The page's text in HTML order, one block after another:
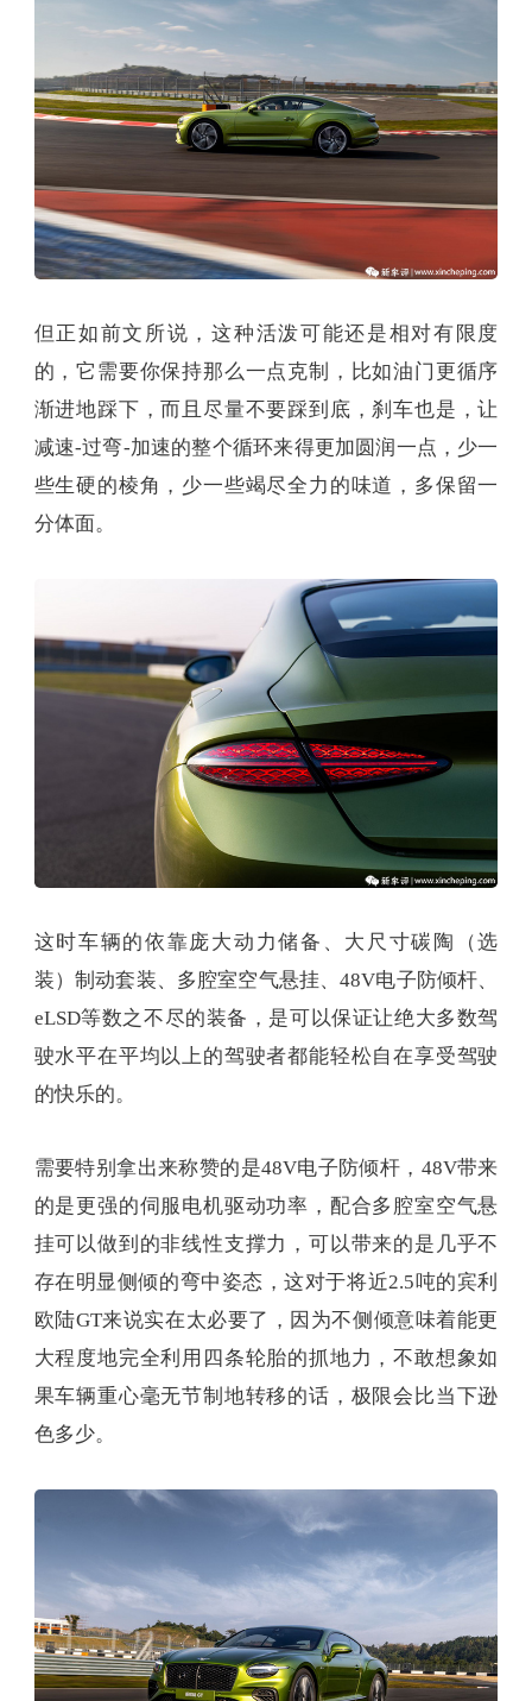
但正如前文所说，这种活泼可能还是相对有限度
的，它需要你保持那么一点克制，比如油门更循序
渐进地踩下，而且尽量不要踩到底，刹车也是，让
减速-过弯-加速的整个循环来得更加圆润一点，少一
些生硬的棱角，少一些竭尽全力的味道，多保留一
分体面。
这时车辆的依靠庞大动力储备、大尺寸碳陶（选
装）制动套装、多腔室空气悬挂、48V电子防倾杆、
eLSD等数之不尽的装备，是可以保证让绝大多数驾
驶水平在平均以上的驾驶者都能轻松自在享受驾驶
的快乐的。
需要特别拿出来称赞的是48V电子防倾杆，48V带来
的是更强的伺服电机驱动功率，配合多腔室空气悬
挂可以做到的非线性支撑力，可以带来的是几乎不
存在明显侧倾的弯中姿态，这对于将近2.5吨的宾利
欧陆GT来说实在太必要了，因为不侧倾意味着能更
大程度地完全利用四条轮胎的抓地力，不敢想象如
果车辆重心毫无节制地转移的话，极限会比当下逊
色多少。